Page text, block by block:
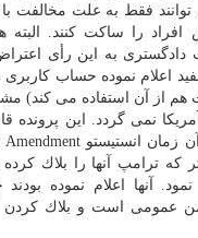
توانند فقط به علت مخالفت
را ساكت كنند. البته
به این رأی
اعلام نموده حساب
هم از آن استفاده می كند)
كه ترامپ آنها را بلاك
آنها اعلام نموده
عمومی است و بلاك كردن